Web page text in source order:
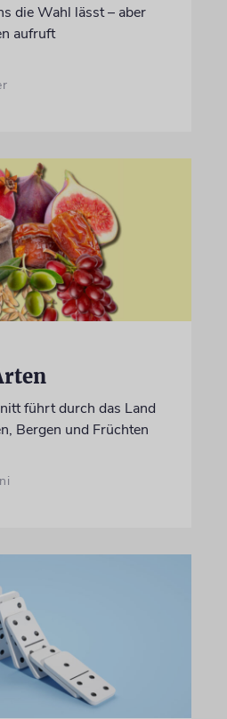
die Wahl lässt – aber
aufruft
führt durch das Land
Bergen und Früchten